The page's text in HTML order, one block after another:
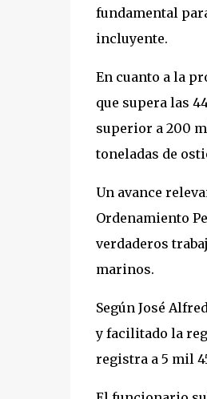
fundamental
incluyente.
En cuanto a la
que supera las
superior a 200
toneladas de
Un avance
Ordenamiento
verdaderos
marinos.
Según José
y facilitado la
registra a 5 mil